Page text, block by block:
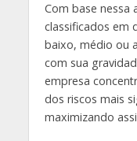
Com base nessa
classificados em
baixo, médio ou
com sua
empresa
dos riscos mais
maximizando